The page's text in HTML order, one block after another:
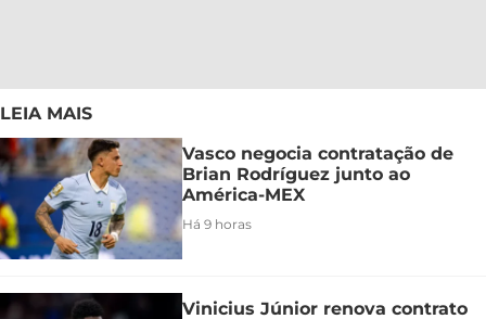
LEIA MAIS
Vasco negocia contratação de
Brian Rodríguez junto ao
América-MEX
Há 9 horas
Vinicius Júnior renova contrato